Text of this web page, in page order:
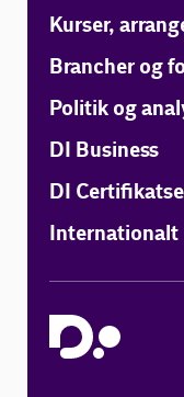
Kurser,
Brancher og
Politik og
DI Business
DI
Internationalt